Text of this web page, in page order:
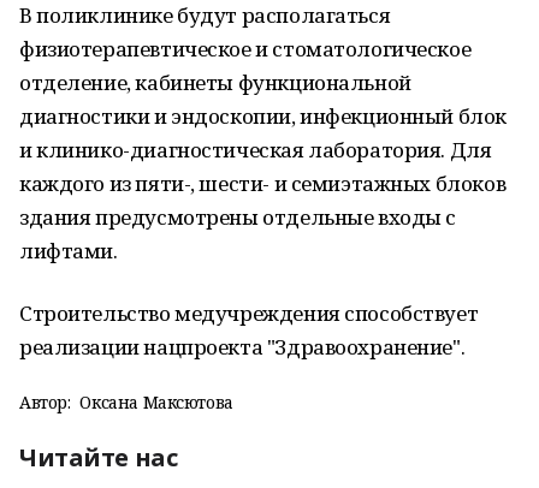
В поликлинике будут располагаться
физиотерапевтическое и стоматологическое
отделение, кабинеты функциональной
диагностики и эндоскопии, инфекционный блок
и клинико-диагностическая лаборатория. Для
каждого из пяти-, шести- и семиэтажных блоков
здания предусмотрены отдельные входы с
лифтами.
Строительство медучреждения способствует
реализации нацпроекта "Здравоохранение".
Автор: Оксана Максютова
Читайте нас